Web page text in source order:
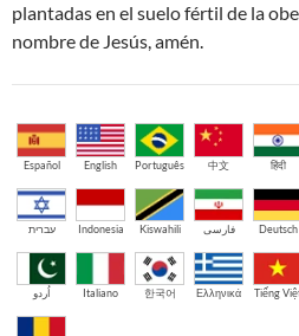
plantadas en el suelo fértil de la
nombre de Jesús, amén.
Español English Português 中文 हिंदी
עברית Indonesia Kiswahili فارسی Deutsch
اُردو Italiano 한국어 Ελληνικά Tiếng